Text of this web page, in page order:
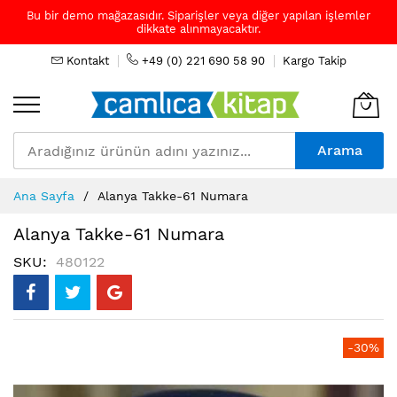
Bu bir demo mağazasıdır. Siparişler veya diğer yapılan işlemler
dikkate alınmayacaktır.
Kontakt +49 (0) 221 690 58 90 Kargo Takip
Arama
to
Content
Ana Sayfa Alanya Takke-61 Numara
Alanya Takke-61 Numara
SKU 480122
sonuna
-30%